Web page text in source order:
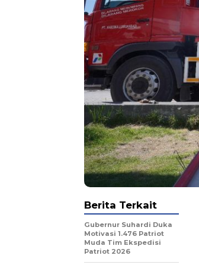
Berita Terkait
Gubernur Suhardi Duka
Motivasi 1.476 Patriot
Muda Tim Ekspedisi
Patriot 2026